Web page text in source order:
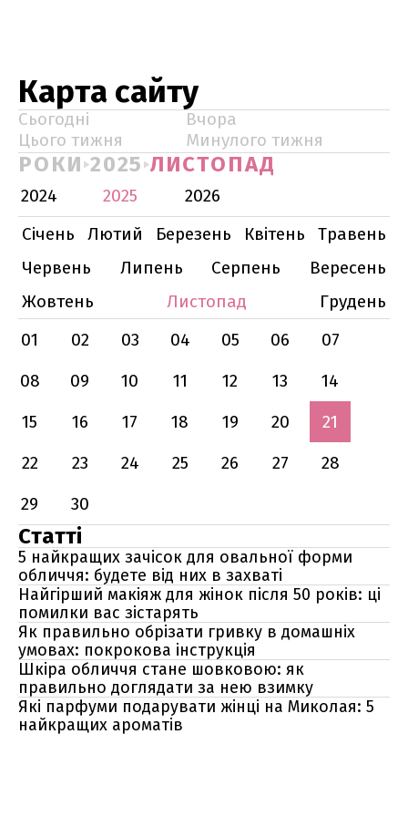
Карта сайту
Сьогодні
Вчора
Цього тижня
Минулого тижня
РОКИ 2025 ЛИСТОПАД
2024 2025
2026
Січень
Лютий Березень Квітень
Травень
Червень
Липень Серпень
Вересень
Жовтень
Листопад
Грудень
01
02 03 04 05 06
07
08
09 10 11 12 13
14
15
16 17 18 19 20
21
22
23 24 25 26 27
28
29
30
Статті
5 найкращих зачісок для овальної форми
обличчя: будете від них в захваті
Найгірший макіяж для жінок після 50 років: ці
помилки вас зістарять
Як правильно обрізати гривку в домашніх
умовах: покрокова інструкція
Шкіра обличчя стане шовковою: як
правильно доглядати за нею взимку
Які парфуми подарувати жінці на Миколая: 5
найкращих ароматів